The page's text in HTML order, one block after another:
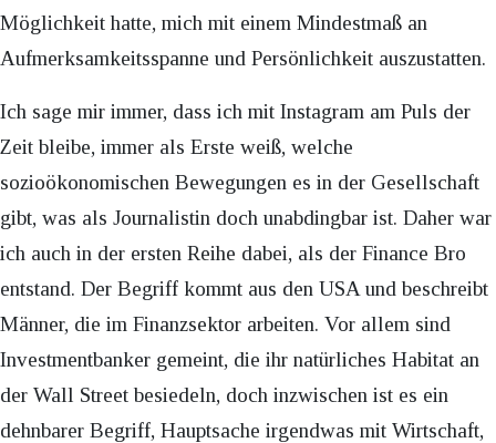
Möglichkeit hatte, mich mit einem Mindestmaß an
Aufmerksamkeitsspanne und Persönlichkeit auszustatten.
Ich sage mir immer, dass ich mit Instagram am Puls der
Zeit bleibe, immer als Erste weiß, welche
sozioökonomischen Bewegungen es in der Gesellschaft
gibt, was als Journalistin doch unabdingbar ist. Daher war
ich auch in der ersten Reihe dabei, als der Finance Bro
entstand. Der Begriff kommt aus den USA und beschreibt
Männer, die im Finanzsektor arbeiten. Vor allem sind
Investmentbanker gemeint, die ihr natürliches Habitat an
der Wall Street besiedeln, doch inzwischen ist es ein
dehnbarer Begriff, Hauptsache irgendwas mit Wirtschaft,